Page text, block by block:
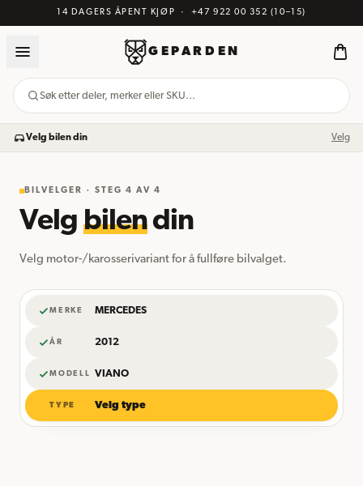
14 DAGERS ÅPENT KJØP · +47 922 00 352 (10–15)
GEPARDEN
Søk etter deler, merker eller SKU…
Velg bilen din Velg
BILVELGER · STEG 4 AV 4
Velg bilendin
Velg motor-/karosserivariant for å fullføre bilvalget.
MERKE MERCEDES
ÅR 2012
MODELL VIANO
TYPE Velg type